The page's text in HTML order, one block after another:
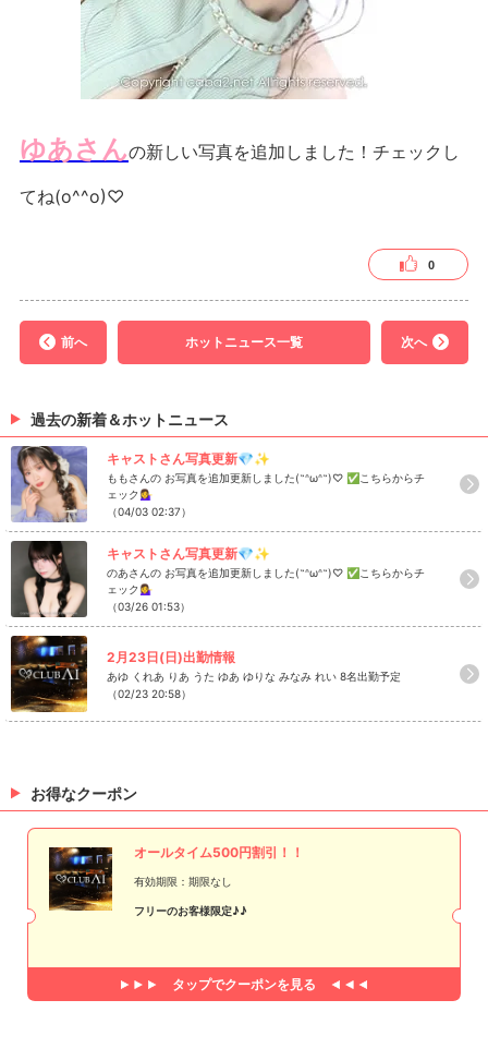
ゆあさんの新しい写真を追加しました！ チェックし
てね(o^^o)♡
0
前へ ホットニュース一覧 次へ
過去の新着＆ホットニュース
キャストさん写真更新💎✨
ももさんの お写真を追加更新しました(˶ᐢωᐢ˶)♡ ✅こちらからチ
ェック💁‍♀️
（04/03 02:37）
キャストさん写真更新💎✨
のあさんの お写真を追加更新しました(˶ᐢωᐢ˶)♡ ✅こちらからチ
ェック💁‍♀️
（03/26 01:53）
2月23日(日)出勤情報
あゆ くれあ りあ うた ゆあ ゆりな みなみ れい 8名出勤予定
（02/23 20:58）
お得なクーポン
オールタイム500円割引！！
有効期限：期限なし
フリーのお客様限定♪♪
タップでクーポンを見る